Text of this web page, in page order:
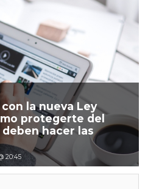
la nueva Ley
protegerte del
hacer las
20:45